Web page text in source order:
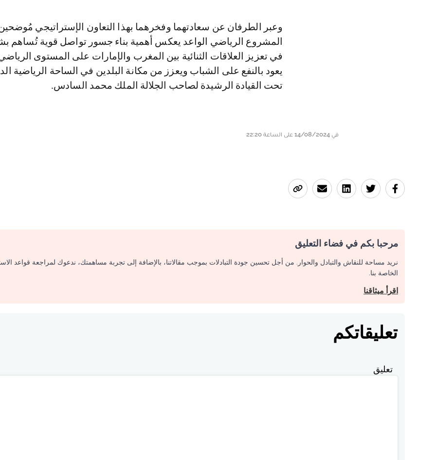
وعبر الطرفان عن سعادتهما وفخرهما بهذا التعاون الإستراتيجي
المشروع الرياضي الواعد يعكس أهمية بناء جسور تواصل قوية تُساهم
في تعزيز العلاقات الثنائية بين المغرب والإمارات على المستوى
يعود بالنفع على الشباب ويعزز من مكانة البلدين في الساحة الرياضية
تحت القيادة الرشيدة لصاحب الجلالة الملك محمد السادس.
في 14/08/2024 على الساعة 22:20
مرحبا بكم في فضاء التعليق
نريد مساحة للنقاش والتبادل والحوار. من أجل تحسين جودة التبادلات بموجب مقالاتنا، بالإضافة إلى تجربة مساهمتك، ندعوك لمراجعة قواعد
الخاصة بنا.
اقرأ ميثاقنا
تعليقاتكم
تعليق